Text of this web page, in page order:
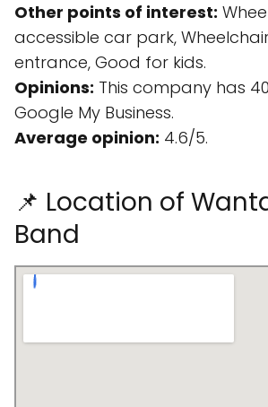
Other points of interest:
accessible car park,
entrance, Good for kids.
Opinions: This company has
Google My Business.
Average opinion: 4.6/5.
📌 Location of
Band